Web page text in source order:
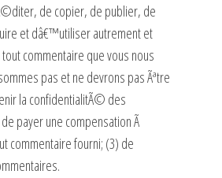
de copier, de publier, de
et dâ€™utiliser autrement et
commentaire que vous nous
pas et ne devrons pas Ãªtre
la confidentialitÃ© des
payer une compensation Ã
commentaire fourni; (3) de